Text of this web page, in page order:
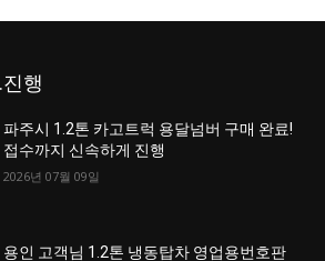
행
파주시 1.2톤 카고트럭 용달넘버 구매 완료!
접수까지 신속하게 진행
2026년 07월 09일
용인 고객님 1.2톤 냉동탑차 영업용번호판